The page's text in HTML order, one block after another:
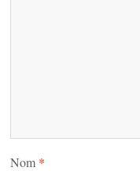
Nom *